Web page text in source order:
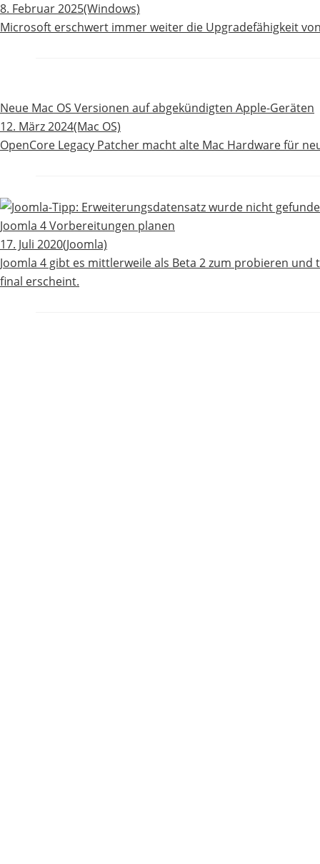
8. Februar 2025(Windows)
Microsoft erschwert immer weiter die Upgradefähigkeit
Neue Mac OS Versionen auf abgekündigten Apple-Geräten
12. März 2024(Mac OS)
OpenCore Legacy Patcher macht alte Mac Hardware für
Joomla 4 Vorbereitungen planen
17. Juli 2020(Joomla)
Joomla 4 gibt es mittlerweile als Beta 2 zum probieren
final erscheint.